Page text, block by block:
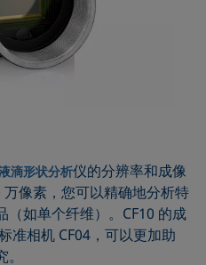
滴形状分析仪的分辨率和成像
像素，您可以精确地分析特
（如单个纤维）。CF10 的成
准相机 CF04，可以更加助